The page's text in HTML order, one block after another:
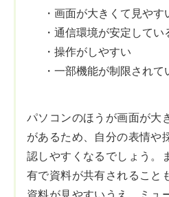
・画面が大きくて見やす
・通信環境が安定してい
・操作がしやすい
・一部機能が制限され
パソコンのほうが画面が大
があるため、自分の表情や
認しやすくなるでしょう。
有で資料が共有されること